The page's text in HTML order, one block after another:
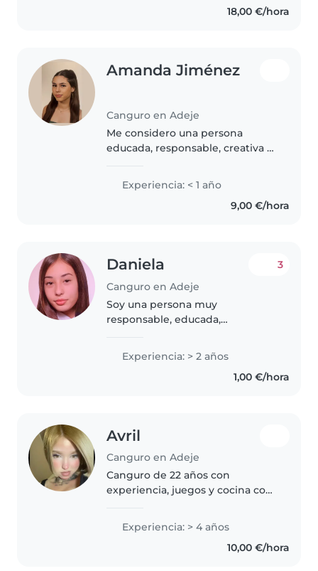
18,00 €/hora
Amanda Jiménez
Canguro en Adeje
Me considero una persona
educada, responsable, creativa y
compartir con los más pequeños.
Me apasiona la infancia y sus
Experiencia: < 1 año
9,00 €/hora
Daniela
Canguro en Adeje
3
Soy una persona muy
responsable, educada,
como los niños queden
satisfechos, atenderlos en tareas,
Experiencia: > 2 años
1,00 €/hora
Avril
Canguro en Adeje
Canguro de 22 años con
experiencia, juegos y cocina con
Experiencia: > 4 años
10,00 €/hora